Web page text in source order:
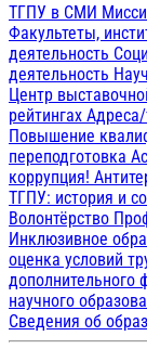
ТГПУ в СМИ
Факультеты,
деятельность
деятельность
Центр
рейтингах
Повышение
переподготовка
коррупция!
ТГПУ: история и
Волонтёрство
Инклюзивное
оценка условий
дополнительного
научного
Сведения об